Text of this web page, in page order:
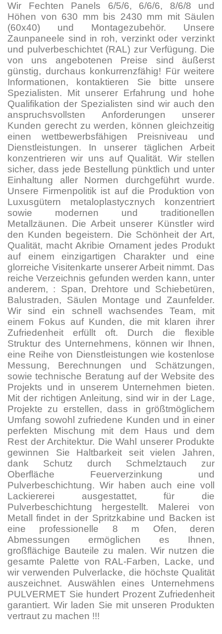
Wir Fechten Panels 6/5/6, 6/6/6, 8/6/8 und
Höhen von 630 mm bis 2430 mm mit Säulen
(60x40) und Montagezubehör. Unsere
Zaunpaneele sind in roh, verzinkt oder verzinkt
und pulverbeschichtet (RAL) zur Verfügung. Die
von uns angebotenen Preise sind äußerst
günstig, durchaus konkurrenzfähig! Für weitere
Informationen, kontaktieren Sie bitte unsere
Spezialisten. Mit unserer Erfahrung und hohe
Qualifikation der Spezialisten sind wir auch den
anspruchsvollsten Anforderungen unserer
Kunden gerecht zu werden, können gleichzeitig
einen wettbewerbsfähigen Preisniveau und
Dienstleistungen. In unserer täglichen Arbeit
konzentrieren wir uns auf Qualität. Wir stellen
sicher, dass jede Bestellung pünktlich und unter
Einhaltung aller Normen durchgeführt wurde.
Unsere Firmenpolitik ist auf die Produktion von
Luxusgütern metaloplastycznych konzentriert
sowie modernen und traditionellen
Metallzäunen. Die Arbeit unserer Künstler wird
den Kunden begeistern. Die Schönheit der Art,
Qualität, macht Akribie Ornament jedes Produkt
auf einem einzigartigen Charakter und eine
glorreiche Visitenkarte unserer Arbeit nimmt. Das
reiche Verzeichnis gefunden werden kann, unter
anderem, : Span, Drehtore und Schiebetüren,
Balustraden, Säulen Montage und Zaunfelder.
Wir sind ein schnell wachsendes Team, mit
einem Fokus auf Kunden, die mit klaren ihrer
Zufriedenheit erfüllt oft. Durch die flexible
Struktur des Unternehmens, können wir Ihnen,
eine Reihe von Dienstleistungen wie kostenlose
Messung, Berechnungen und Schätzungen,
sowie technische Beratung auf der Website des
Projekts und in unserem Unternehmen bieten.
Mit der richtigen Anleitung, sind wir in der Lage,
Projekte zu erstellen, dass in größtmöglichem
Umfang sowohl zufriedene Kunden und in einer
perfekten Mischung mit dem Haus und dem
Rest der Architektur. Die Wahl unserer Produkte
gewinnen Sie Haltbarkeit seit vielen Jahren,
dank Schutz durch Schmelztauch zur
Oberfläche Feuerverzinkung und
Pulverbeschichtung. Wir haben auch eine voll
Lackiererei ausgestattet, für die
Pulverbeschichtung hergestellt. Malerei von
Metall findet in der Spritzkabine und Backen ist
eine professionelle 8 m Ofen, deren
Abmessungen ermöglichen es Ihnen,
großflächige Bauteile zu malen. Wir nutzen die
gesamte Palette von RAL-Farben, Lacke, und
wir verwenden Pulverlacke, die höchste Qualität
auszeichnet. Auswählen eines Unternehmens
PULVERMET Sie hundert Prozent Zufriedenheit
garantiert. Wir laden Sie mit unseren Produkten
vertraut zu machen !!!